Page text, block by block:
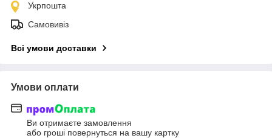
Укрпошта
Самовивіз
Всі умови доставки
Умови оплати
Ви отримаєте замовлення
або гроші повернуться на вашу картку